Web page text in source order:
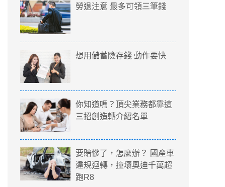
勞退注意 最多可領三筆錢
想用儲蓄險存錢 動作要快
你知道嗎？頂尖業務都靠這
三招創造轉介紹名單
要賠慘了，怎麼辦？ 國產車
違規迴轉，撞壞奧迪千萬超
跑R8